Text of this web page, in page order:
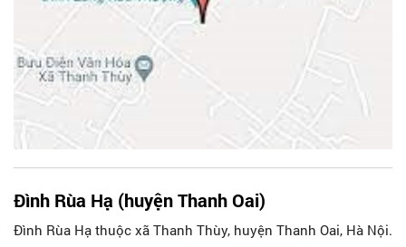
Đình Rùa Hạ (huyện Thanh Oai)
Đình Rùa Hạ thuộc xã Thanh Thùy, huyện Thanh Oai, Hà Nội.